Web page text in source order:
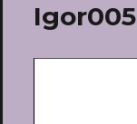
Igor005